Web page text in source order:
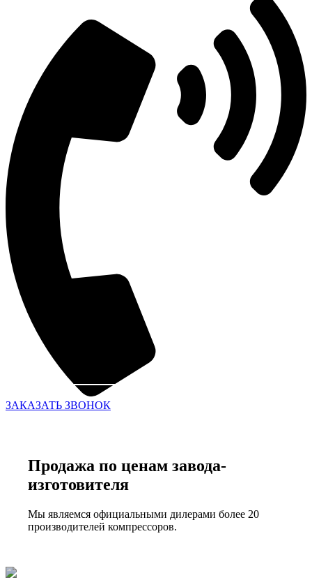
ЗАКАЗАТЬ ЗВОНОК
Продажа по ценам завода-
изготовителя
Мы являемся официальными дилерами более 20
производителей компрессоров.